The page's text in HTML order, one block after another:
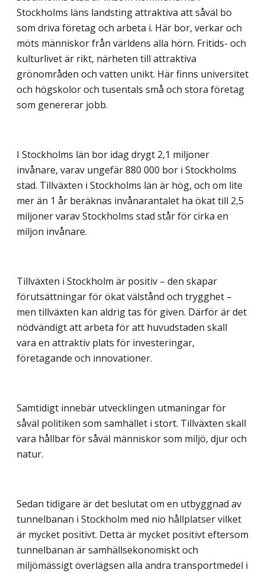
Stockholms läns landsting attraktiva att såväl bo
som driva företag och arbeta i. Här bor, verkar och
möts människor från världens alla hörn. Fritids- och
kulturlivet är rikt, närheten till attraktiva
grönområden och vatten unikt. Här finns universitet
och högskolor och tusentals små och stora företag
som genererar jobb.
I Stockholms län bor idag drygt 2,1 miljoner
invånare, varav ungefär 880 000 bor i Stockholms
stad. Tillväxten i Stockholms län är hög, och om lite
mer än 1 år beräknas invånarantalet ha ökat till 2,5
miljoner varav Stockholms stad står för cirka en
miljon invånare.
Tillväxten i Stockholm är positiv – den skapar
förutsättningar för ökat välstånd och trygghet –
men tillväxten kan aldrig tas för given. Därför är det
nödvändigt att arbeta för att huvudstaden skall
vara en attraktiv plats för investeringar,
företagande och innovationer.
Samtidigt innebär utvecklingen utmaningar för
såväl politiken som samhället i stort. Tillväxten skall
vara hållbar för såväl människor som miljö, djur och
natur.
Sedan tidigare är det beslutat om en utbyggnad av
tunnelbanan i Stockholm med nio hållplatser vilket
är mycket positivt. Detta är mycket positivt eftersom
tunnelbanan är samhällsekonomiskt och
miljömässigt överlägsen alla andra transportmedel i